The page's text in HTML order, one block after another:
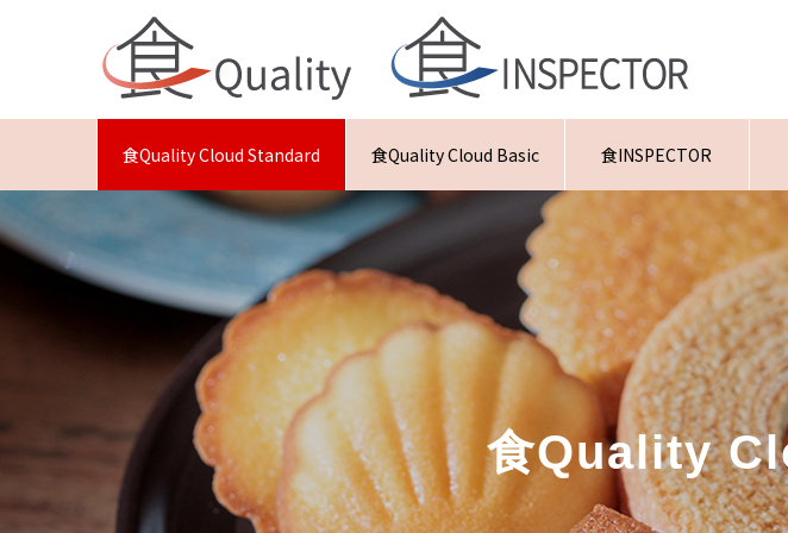
食Quality Cloud Standard 食Quality Cloud Basic 食INSPECTOR
食Quality